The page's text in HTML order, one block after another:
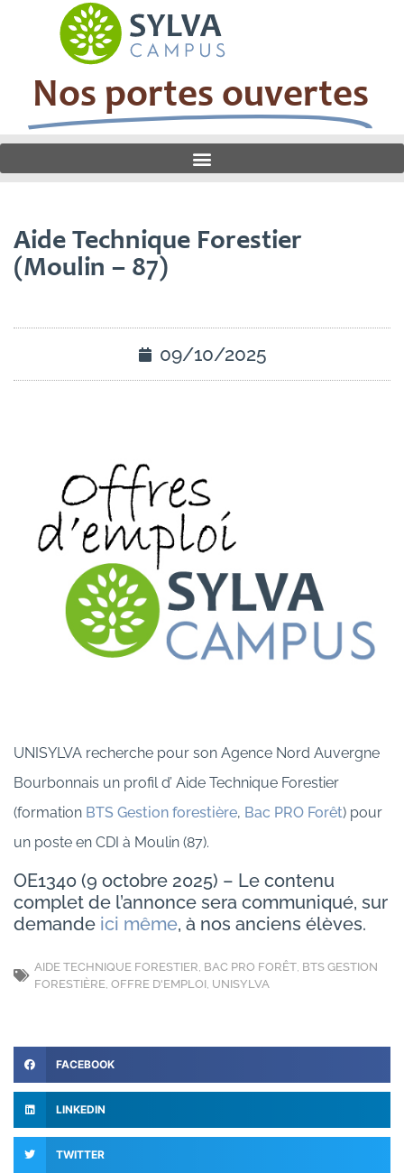
Nos portes ouvertes
Aide Technique Forestier
(Moulin – 87)
09/10/2025
UNISYLVA recherche pour son Agence Nord Auvergne
Bourbonnais un profil d’ Aide Technique Forestier
(formation BTS Gestion forestière, Bac PRO Forêt) pour
un poste en CDI à Moulin (87).
OE1340 (9 octobre 2025) – Le contenu
complet de l’annonce sera communiqué, sur
demande ici même, à nos anciens élèves.
AIDE TECHNIQUE FORESTIER, BAC PRO FORÊT, BTS GESTION
FORESTIÈRE, OFFRE D'EMPLOI, UNISYLVA
FACEBOOK
LINKEDIN
TWITTER